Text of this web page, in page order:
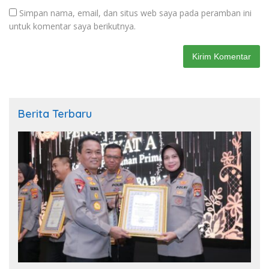
Simpan nama, email, dan situs web saya pada peramban ini
untuk komentar saya berikutnya.
Berita Terbaru